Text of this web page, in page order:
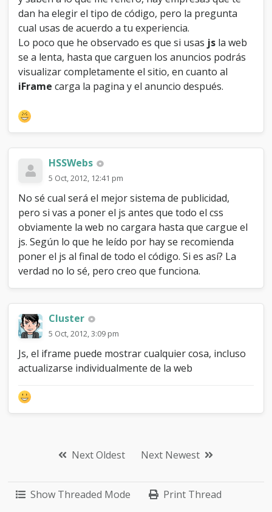
s
c
i
p
t
dan ha elegir el tipo de código, pero la pregunta
cual usas de acuerdo a tu experiencia.
Lo poco que he observado es que si usas js la web
se a lenta, hasta que carguen los anuncios podrás
visualizar completamente el sitio, en cuanto al
iFramecarga la pagina y el anuncio después.
HSSWebs
5 Oct, 2012, 12:41 pm
No sé cual será el mejor sistema de publicidad,
pero si vas a poner el js antes que todo el css
obviamente la web no cargara hasta que cargue el
js. Según lo que he leído por hay se recomienda
poner el js al final de todo el código. Si es así? La
verdad no lo sé, pero creo que funciona.
Cluster
5 Oct, 2012, 3:09 pm
Js, el iframe puede mostrar cualquier cosa, incluso
actualizarse individualmente de la web
Next Oldest Next Newest
Show Threaded Mode Print Thread